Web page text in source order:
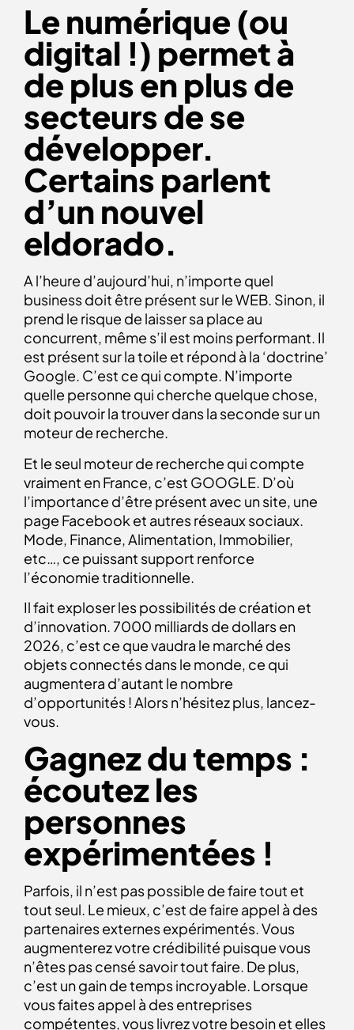
Le numérique (ou
digital !) permet à
de plus en plus de
secteurs de se
développer.
Certains parlent
d’un nouvel
eldorado.
A l’heure d’aujourd’hui, n’importe quel
business doit être présent sur le WEB. Sinon, il
prend le risque de laisser sa place au
concurrent, même s’il est moins performant. Il
est présent sur la toile et répond à la ‘doctrine’
Google. C’est ce qui compte. N’importe
quelle personne qui cherche quelque chose,
doit pouvoir la trouver dans la seconde sur un
moteur de recherche.
Et le seul moteur de recherche qui compte
vraiment en France, c’est GOOGLE. D’où
l’importance d’être présent avec un site, une
page Facebook et autres réseaux sociaux.
Mode, Finance, Alimentation, Immobilier,
etc…, ce puissant support renforce
l’économie traditionnelle.
Il fait exploser les possibilités de création et
d’innovation. 7000 milliards de dollars en
2026, c’est ce que vaudra le marché des
objets connectés dans le monde, ce qui
augmentera d’autant le nombre
d’opportunités ! Alors n’hésitez plus, lancez-
vous.
Gagnez du temps :
écoutez les
personnes
expérimentées !
Parfois, il n’est pas possible de faire tout et
tout seul. Le mieux, c’est de faire appel à des
partenaires externes expérimentés. Vous
augmenterez votre crédibilité puisque vous
n’êtes pas censé savoir tout faire. De plus,
c’est un gain de temps incroyable. Lorsque
vous faites appel à des entreprises
compétentes, vous livrez votre besoin et elles